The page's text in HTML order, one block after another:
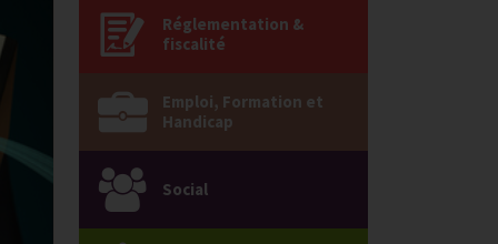
Réglementation &
fiscalité
Emploi, Formation et
Handicap
Social